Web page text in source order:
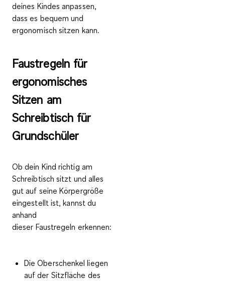
deines Kindes anpassen,
dass es bequem und
ergonomisch sitzen kann.
Faustregeln für
ergonomisches
Sitzen am
Schreibtisch für
Grundschüler
Ob dein Kind richtig am
Schreibtisch sitzt und alles
gut auf seine Körpergröße
eingestellt ist, kannst du
anhand
dieser Faustregeln erkennen:
Die Oberschenkel liegen
auf der Sitzfläche des